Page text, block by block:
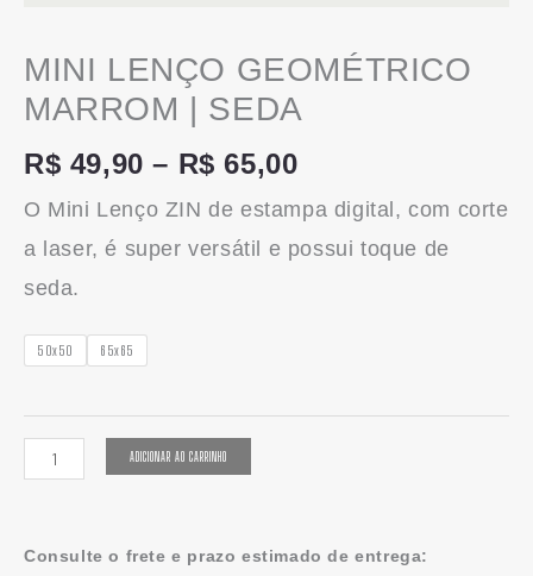
MINI LENÇO GEOMÉTRICO
MARROM | SEDA
R$ 49,90 – R$ 65,00
O Mini Lenço ZIN de estampa digital, com corte
a laser, é super versátil e possui toque de
seda.
50x50 65x65
ADICIONAR AO CARRINHO
Consulte o frete e prazo estimado de entrega: